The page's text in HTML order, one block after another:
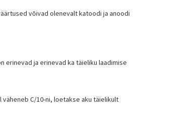
võivad olenevalt katoodi ja anoodi
erinevad ja erinevad ka täieliku laadimise
C/10-ni, loetakse aku täielikult